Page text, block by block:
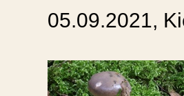
05.09.2021,